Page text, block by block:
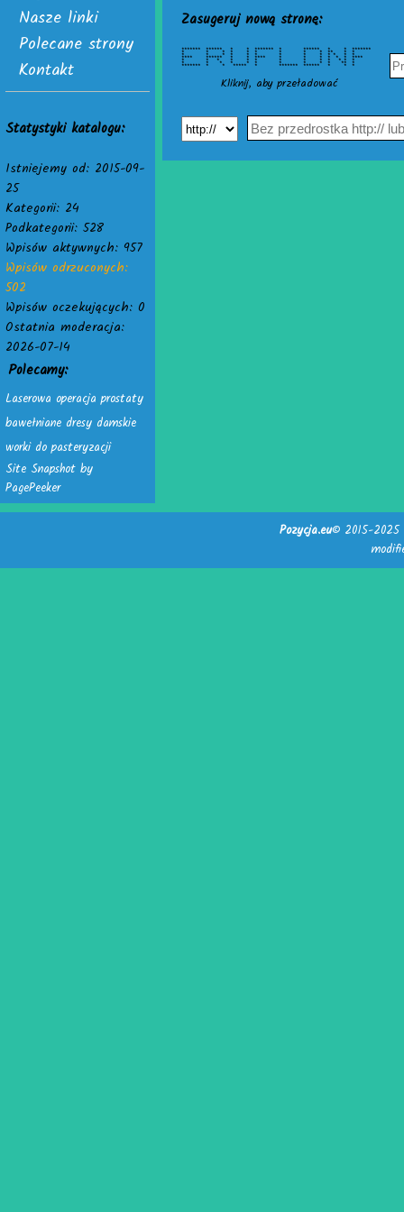
Nasze linki
Polecane strony
Kontakt
Statystyki katalogu:
Istniejemy od: 2015-09-
25
Kategorii: 24
Podkategorii: 528
Wpisów aktywnych: 957
Wpisów odrzuconych:
502
Wpisów oczekujących: 0
Ostatnia moderacja:
2026-07-14
Polecamy:
Laserowa operacja prostaty
bawełniane dresy damskie
worki do pasteryzacji
Site Snapshot by
PagePeeker
Zasugeruj nową stronę:
******* ****** * * ******* * ****** * * *******
* * * * * * * * * ** * *
* * * * * * * * * * * * *
**** ****** * * **** * * * * * * ****
* * * * * * * * * * * * *
* * * * * * * * * * ** *
******* * * ***** * ******* ****** * * *
Kliknij, aby przeładować
Pozycja.eu© 2015-